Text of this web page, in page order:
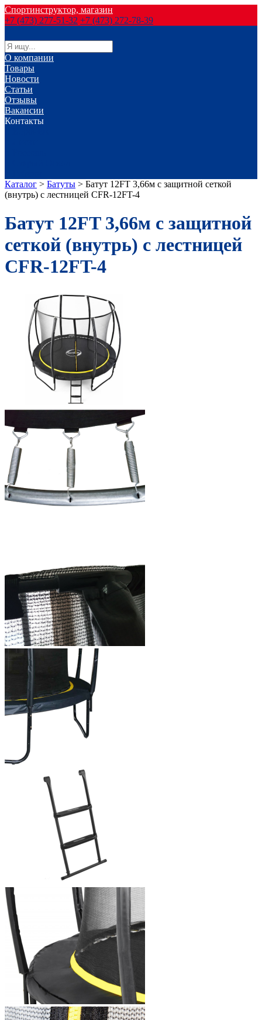
Спортинструктор, магазин
+7 (473) 277-51-32 +7 (473) 272-78-39
О компании
Товары
Новости
Статьи
Отзывы
Вакансии
Контакты
Каталог > Батуты > Батут 12FT 3,66м с защитной сеткой
(внутрь) с лестницей CFR-12FT-4
Батут 12FT 3,66м с защитной
сеткой (внутрь) с лестницей
CFR-12FT-4